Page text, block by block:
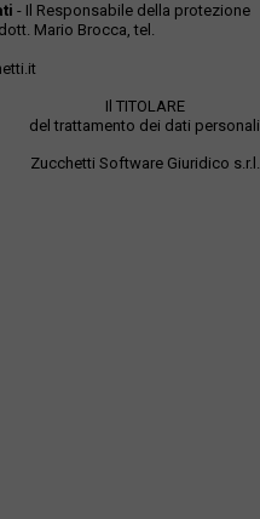
- Il Responsabile della protezione
Mario Brocca, tel.
Il TITOLARE
del trattamento dei dati personali
Zucchetti Software Giuridico s.r.l.